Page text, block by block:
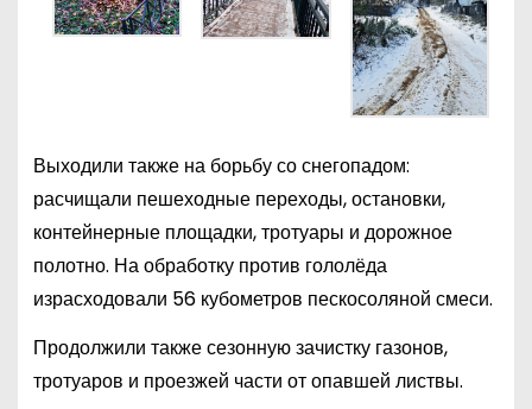
Выходили также на борьбу со снегопадом:
расчищали пешеходные переходы, остановки,
контейнерные площадки, тротуары и дорожное
полотно. На обработку против гололёда
израсходовали 56 кубометров пескосоляной смеси.
Продолжили также сезонную зачистку газонов,
тротуаров и проезжей части от опавшей листвы.